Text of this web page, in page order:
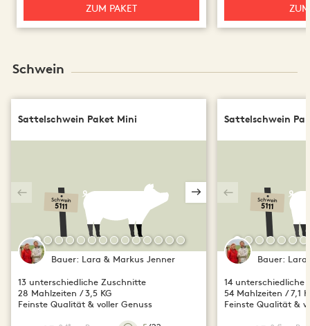
ZUM PAKET
Schwein
Sattelschwein Paket Mini
Schwein
5111
Bauer: Lara & Markus Jenner
13 unterschiedliche Zuschnitte
28 Mahlzeiten / 3,5 KG
Feinste Qualität & voller Genuss
Sattelschwein
Schwein
5111
Bauer: Lara
14 unterschiedliche
54 Mahlzeiten / 7,1
Feinste Qualität &